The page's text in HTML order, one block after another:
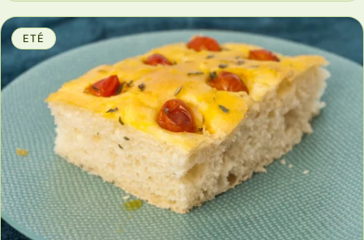
ETÉ